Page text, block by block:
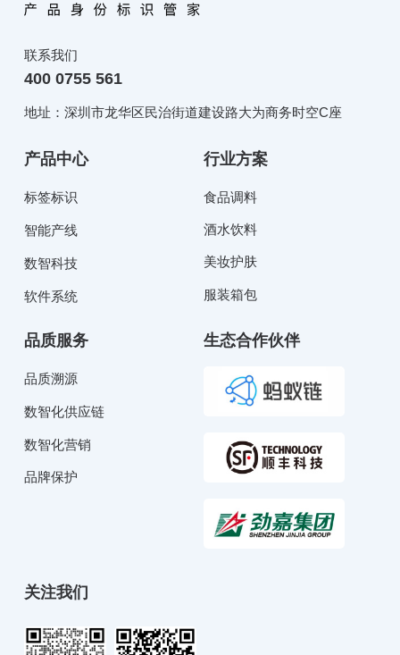
联系我们
400 0755 561
地址：深圳市龙华区民治街道建设路大为商务时空C座
产品中心
标签标识
智能产线
数智科技
软件系统
行业方案
食品调料
酒水饮料
美妆护肤
服装箱包
品质服务
品质溯源
数智化供应链
数智化营销
品牌保护
生态合作伙伴
关注我们